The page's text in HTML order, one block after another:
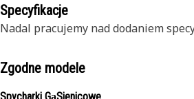
Recommended Application:
All work environments
Specyfikacje
Nadal pracujemy nad dodaniem
Zgodne modele